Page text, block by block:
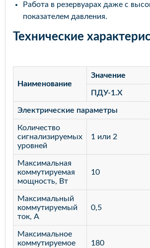
Работа в резервуарах даже с
показателем давления.
Технические
Наименование
Значение
ПДУ-1.Х
Электрические параметры
Количество
сигнализируемых
уровней
1 или 2
Максимальная
коммутируемая
мощность, Вт
10
Максимальный
коммутируемый
ток, А
0,5
Максимальное
коммутируемое
180